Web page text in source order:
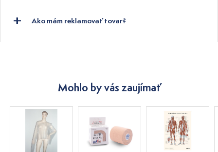
Ako mám reklamovať tovar?
Mohlo by vás zaujímať